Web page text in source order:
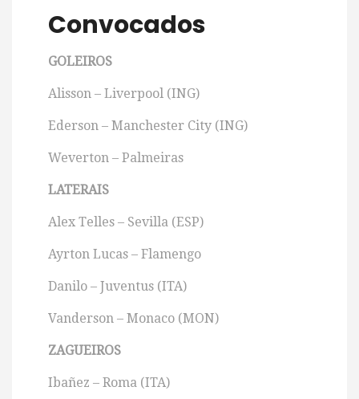
Convocados
GOLEIROS
Alisson – Liverpool (ING)
Ederson – Manchester City (ING)
Weverton – Palmeiras
LATERAIS
Alex Telles – Sevilla (ESP)
Ayrton Lucas – Flamengo
Danilo – Juventus (ITA)
Vanderson – Monaco (MON)
ZAGUEIROS
Ibañez – Roma (ITA)